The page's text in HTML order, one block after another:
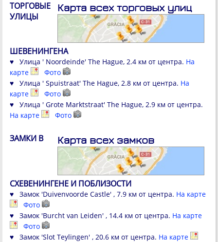
Карта всех торговых улиц
ТОРГОВЫЕ
УЛИЦЫ
ШЕВЕНИНГЕНА
♥ Улица ' Noordeinde' The Hague, 2.4 км от центра. На
карте
Фото
♥ Улица ' Spuistraat' The Hague, 2.8 км от центра. На
карте
Фото
♥ Улица ' Grote Marktstraat' The Hague, 2.9 км от центра.
На карте
Фото
Карта всех замков
ЗАМКИ В
СХЕВЕНИНГЕНЕ И ПОБЛИЗОСТИ
♥ Замок 'Duivenvoorde Castle' , 7.9 км от центра. На карте
Фото
♥ Замок 'Burcht van Leiden' , 14.4 км от центра. На карте
Фото
♥ Замок 'Slot Teylingen' , 20.6 км от центра. На карте